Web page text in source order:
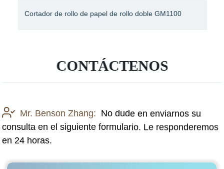
Papel de filtro de aire HEPA, papel de filtro de fibra de
vidrio, H13, H14, material de filtro para filtro de aire
CONTÁCTENOS
Mr. Benson Zhang: No dude en enviarnos su
consulta en el siguiente formulario. Le responderemos
en 24 horas.